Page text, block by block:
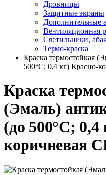
Дровницы
Защитные экраны
Дополнительные
Вентиляционная
Светильники,
Термо-краска
Краска термостойкая
500°С; 0,4 кг) Красно-
Краска
(Эмаль)
(до 500°С; 0,4
коричневая